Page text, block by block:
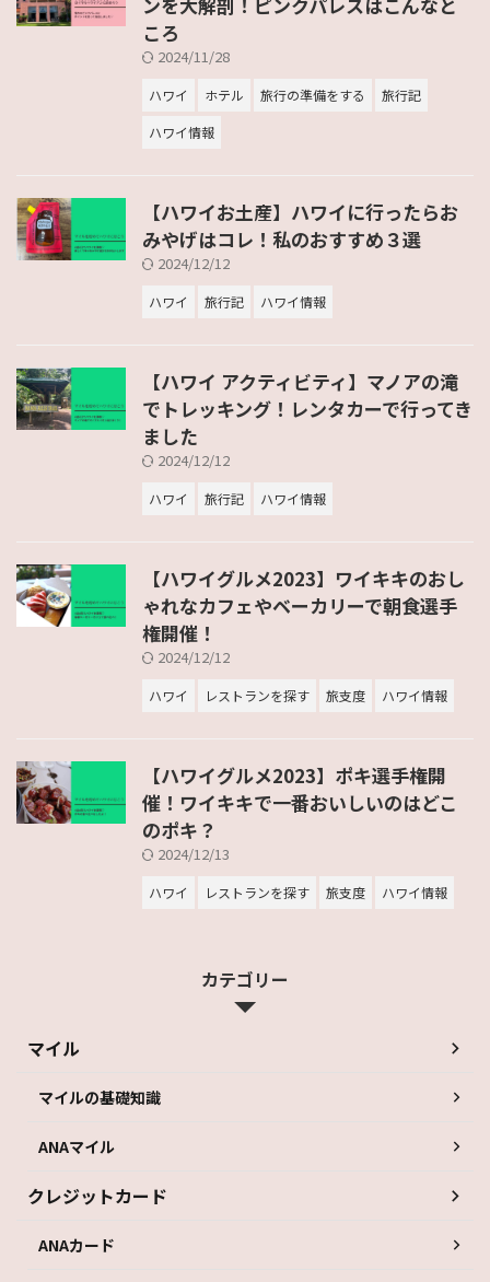
ころ
2024/11/28
ハワイ ホテル 旅行の準備をする
旅行記
ハワイ情報
【ハワイお土産】ハワイに行ったらお
みやげはコレ！私のおすすめ３選
2024/12/12
ハワイ 旅行記 ハワイ情報
【ハワイ アクティビティ】マノアの滝
でトレッキング！レンタカーで行ってき
ました
2024/12/12
ハワイ 旅行記 ハワイ情報
【ハワイグルメ2023】ワイキキのおし
ゃれなカフェやベーカリーで朝食選手
権開催！
2024/12/12
ハワイ レストランを探す 旅支度 ハワイ情報
【ハワイグルメ2023】ポキ選手権開
催！ワイキキで一番おいしいのはどこ
のポキ？
2024/12/13
ハワイ レストランを探す 旅支度 ハワイ情報
カテゴリー
マイル
マイルの基礎知識
ANAマイル
クレジットカード
ANAカード